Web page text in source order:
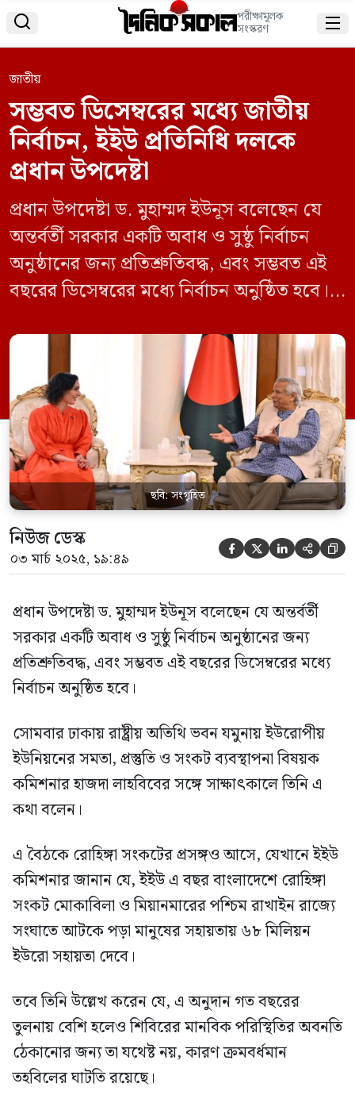
 পরীক্ষামূলক
সংস্করণ 
জাতীয়
সম্ভবত ডিসেম্বরের মধ্যে জাতীয়
নির্বাচন, ইইউ প্রতিনিধি দলকে
প্রধান উপদেষ্টা
প্রধান উপদেষ্টা ড. মুহাম্মদ ইউনূস বলেছেন যে
অন্তর্বর্তী সরকার একটি অবাধ ও সুষ্ঠু নির্বাচন
অনুষ্ঠানের জন্য প্রতিশ্রুতিবদ্ধ, এবং সম্ভবত এই
বছরের ডিসেম্বরের মধ্যে নির্বাচন অনুষ্ঠিত হবে।
ইউরোপীয় ইউনিয়নের সমতা, প্রস্তুতি ও সংকট
ব্যবস্থাপনা বিষয়ক কমিশনার হাজদা লাহবিবের
সঙ্গে সাক্ষাৎকালে তিনি এ কথা বলেন। এ বৈঠকে
রোহিঙ্গা সংকটের প্রসঙ্গও আসে, […]
ছবি: সংগৃহিত
নিউজ ডেস্ক
০৩ মার্চ ২০২৫, ১৯:৪৯     
প্রধান উপদেষ্টা ড. মুহাম্মদ ইউনূস বলেছেন যে অন্তর্বর্তী
সরকার একটি অবাধ ও সুষ্ঠু নির্বাচন অনুষ্ঠানের জন্য
প্রতিশ্রুতিবদ্ধ, এবং সম্ভবত এই বছরের ডিসেম্বরের মধ্যে
নির্বাচন অনুষ্ঠিত হবে।
সোমবার ঢাকায় রাষ্ট্রীয় অতিথি ভবন যমুনায় ইউরোপীয়
ইউনিয়নের সমতা, প্রস্তুতি ও সংকট ব্যবস্থাপনা বিষয়ক
কমিশনার হাজদা লাহবিবের সঙ্গে সাক্ষাৎকালে তিনি এ
কথা বলেন।
এ বৈঠকে রোহিঙ্গা সংকটের প্রসঙ্গও আসে, যেখানে ইইউ
কমিশনার জানান যে, ইইউ এ বছর বাংলাদেশে রোহিঙ্গা
সংকট মোকাবিলা ও মিয়ানমারের পশ্চিম রাখাইন রাজ্যে
সংঘাতে আটকে পড়া মানুষের সহায়তায় ৬৮ মিলিয়ন
ইউরো সহায়তা দেবে।
তবে তিনি উল্লেখ করেন যে, এ অনুদান গত বছরের
তুলনায় বেশি হলেও শিবিরের মানবিক পরিস্থিতির অবনতি
ঠেকানোর জন্য তা যথেষ্ট নয়, কারণ ক্রমবর্ধমান
তহবিলের ঘাটতি রয়েছে।